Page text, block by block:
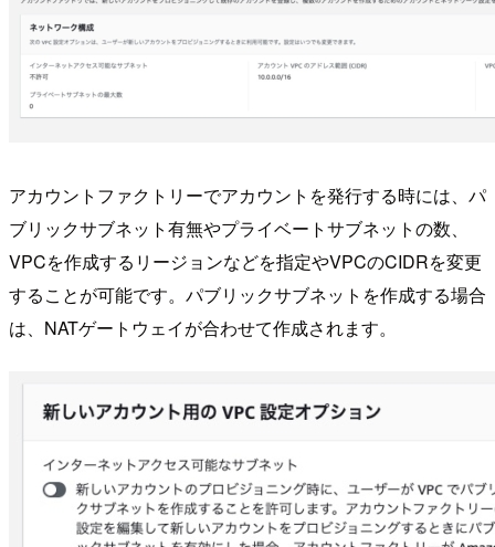
アカウントファクトリーでアカウントを発行する時には、パ
ブリックサブネット有無やプライベートサブネットの数、
VPCを作成するリージョンなどを指定やVPCのCIDRを変更
することが可能です。パブリックサブネットを作成する場合
は、NATゲートウェイが合わせて作成されます。